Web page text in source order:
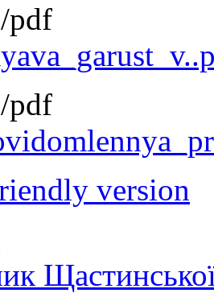
version